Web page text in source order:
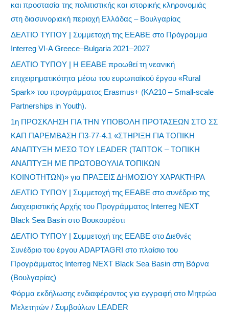
και προστασία της πολιτιστικής και ιστορικής κληρονομιάς
στη διασυνοριακή περιοχή Ελλάδας – Βουλγαρίας
ΔΕΛΤΙΟ ΤΥΠΟΥ | Συμμετοχή της ΕΕΑΒΕ στο Πρόγραμμα
Interreg VI-A Greece–Bulgaria 2021–2027
ΔΕΛΤΙΟ ΤΥΠΟΥ | Η ΕΕΑΒΕ προωθεί τη νεανική
επιχειρηματικότητα μέσω του ευρωπαϊκού έργου «Rural
Spark» του προγράμματος Erasmus+ (KA210 – Small-scale
Partnerships in Youth).
1η ΠΡΟΣΚΛΗΣΗ ΓΙΑ ΤΗΝ ΥΠΟΒΟΛΗ ΠΡΟΤΑΣΕΩΝ ΣΤΟ ΣΣ
ΚΑΠ ΠΑΡΕΜΒΑΣΗ Π3-77-4.1 «ΣΤΗΡΙΞΗ ΓΙΑ ΤΟΠΙΚΗ
ΑΝΑΠΤΥΞΗ ΜΕΣΩ ΤΟΥ LEADER (ΤΑΠΤΟΚ – ΤΟΠΙΚΗ
ΑΝΑΠΤΥΞΗ ΜΕ ΠΡΩΤΟΒΟΥΛΙΑ ΤΟΠΙΚΩΝ
ΚΟΙΝΟΤΗΤΩΝ)» για ΠΡΑΞΕΙΣ ΔΗΜΟΣΙΟΥ ΧΑΡΑΚΤΗΡΑ
ΔΕΛΤΙΟ ΤΥΠΟΥ | Συμμετοχή της ΕΕΑΒΕ στο συνέδριο της
Διαχειριστικής Αρχής του Προγράμματος Interreg NEXT
Black Sea Basin στο Βουκουρέστι
ΔΕΛΤΙΟ ΤΥΠΟΥ | Συμμετοχή της ΕΕΑΒΕ στο Διεθνές
Συνέδριο του έργου ADAPTAGRI στο πλαίσιο του
Προγράμματος Interreg NEXT Black Sea Basin στη Βάρνα
(Βουλγαρίας)
Φόρμα εκδήλωσης ενδιαφέροντος για εγγραφή στο Μητρώο
Μελετητών / Συμβούλων LEADER